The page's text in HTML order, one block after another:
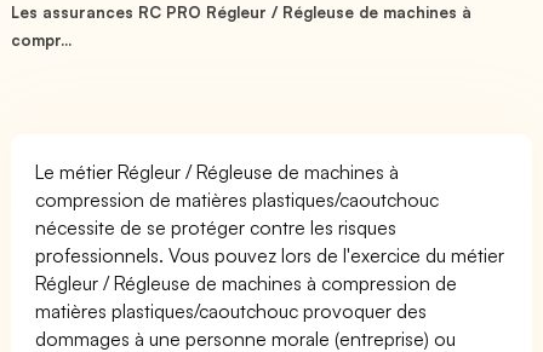
Les assurances RC PRO Régleur / Régleuse de machines à
compr...
Le métier Régleur / Régleuse de machines à
compression de matières plastiques/caoutchouc
nécessite de se protéger contre les risques
professionnels. Vous pouvez lors de l'exercice du métier
Régleur / Régleuse de machines à compression de
matières plastiques/caoutchouc provoquer des
dommages à une personne morale (entreprise) ou